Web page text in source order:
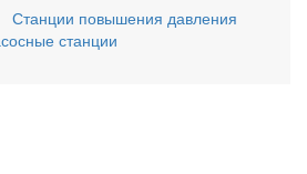
Станции повышения давления
станции